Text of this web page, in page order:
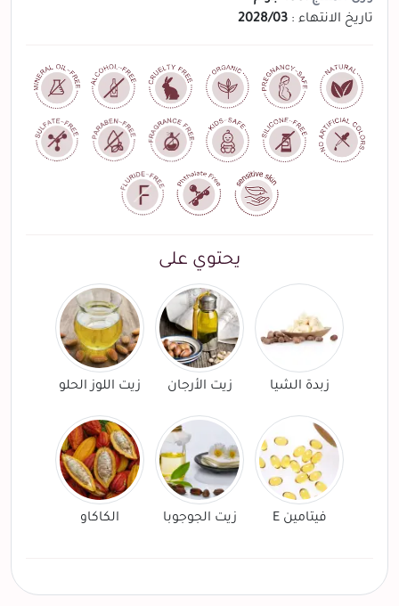
تاريخ الانتهاء : 2028/03
يحتوي على
زبدة الشيا زيت الأرجان زيت اللوز الحلو
فيتامين E زيت الجوجوبا الكاكاو